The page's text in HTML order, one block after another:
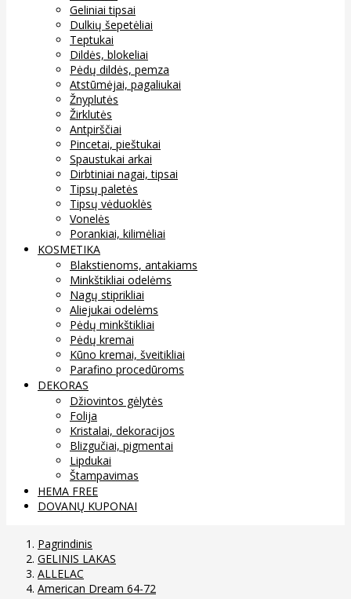
Geliniai tipsai
Dulkių šepetėliai
Teptukai
Dildės, blokeliai
Pėdų dildės, pemza
Atstūmėjai, pagaliukai
Žnyplutės
Žirklutės
Antpirščiai
Pincetai, pieštukai
Spaustukai arkai
Dirbtiniai nagai, tipsai
Tipsų paletės
Tipsų vėduoklės
Vonelės
Porankiai, kilimėliai
KOSMETIKA
Blakstienoms, antakiams
Minkštikliai odelėms
Nagų stiprikliai
Aliejukai odelėms
Pėdų minkštikliai
Pėdų kremai
Kūno kremai, šveitikliai
Parafino procedūroms
DEKORAS
Džiovintos gėlytės
Folija
Kristalai, dekoracijos
Blizgučiai, pigmentai
Lipdukai
Štampavimas
HEMA FREE
DOVANŲ KUPONAI
Pagrindinis
GELINIS LAKAS
ALLELAC
American Dream 64-72